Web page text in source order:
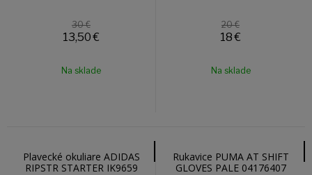
30 €
13,50 €
Na sklade
20 €
18 €
Na sklade
Plavecké okuliare ADIDAS
RIPSTR STARTER IK9659
Rukavice PUMA AT SHIFT
GLOVES PALE 04176407